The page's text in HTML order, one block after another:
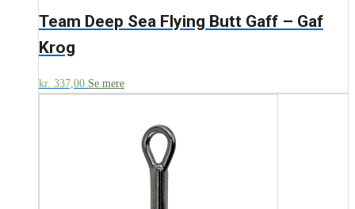
Team Deep Sea Flying Butt Gaff – Gaf
Krog
kr. 337,00 Se mere